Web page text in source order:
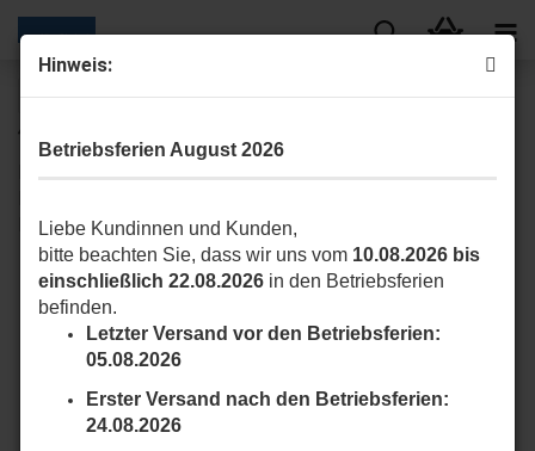
Hinweis:
Betriebsferien August 2026
Liebe Kundinnen und Kunden,
bitte beachten Sie, dass wir uns vom 10.08.2026 bis
einschließlich 22.08.2026 in den Betriebsferien
befinden.
Letzter Versand vor den Betriebsferien:
05.08.2026
Erster Versand nach den Betriebsferien:
24.08.2026
« Erster « zurück weiter »
Letzter »
41
Era FIT MHT 5012 (E FIT MHT 5012) Elektronischer
Notbedienung. 50 Nm, 12 U/Min